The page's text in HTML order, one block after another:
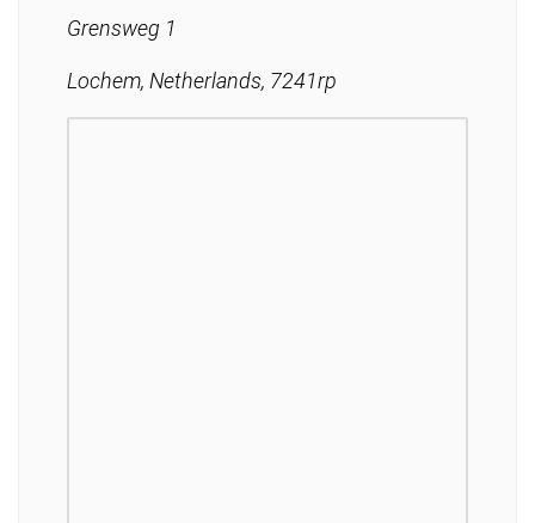
Grensweg 1
Lochem, Netherlands, 7241rp